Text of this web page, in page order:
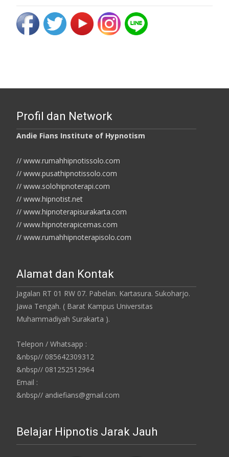
Profil dan Network
Andie Fians Institute of Hypnotism
// www.rumahhipnotissolo.com
// www.pusathipnotissolo.com
// www.solohipnoterapi.com
// www.hipnotist.net
// www.hipnoterapisurakarta.com
// www.hipnoterapicemas.com
// www.rumahhipnoterapisolo.com
Alamat dan Kontak
Jagalan RT 01 RW 07. Pabelan. Kartasura. Sukoharjo.
Jawa Tengah. ( Barat Kampus Universitas
Muhammadiyah Surakarta ).
Telepon / Whatsapp :
&nbsp// 085642309312
&nbsp// 081252512964
Email :
&nbsp// andiefians@gmail.com
Belajar Hipnotis Jarak Jauh